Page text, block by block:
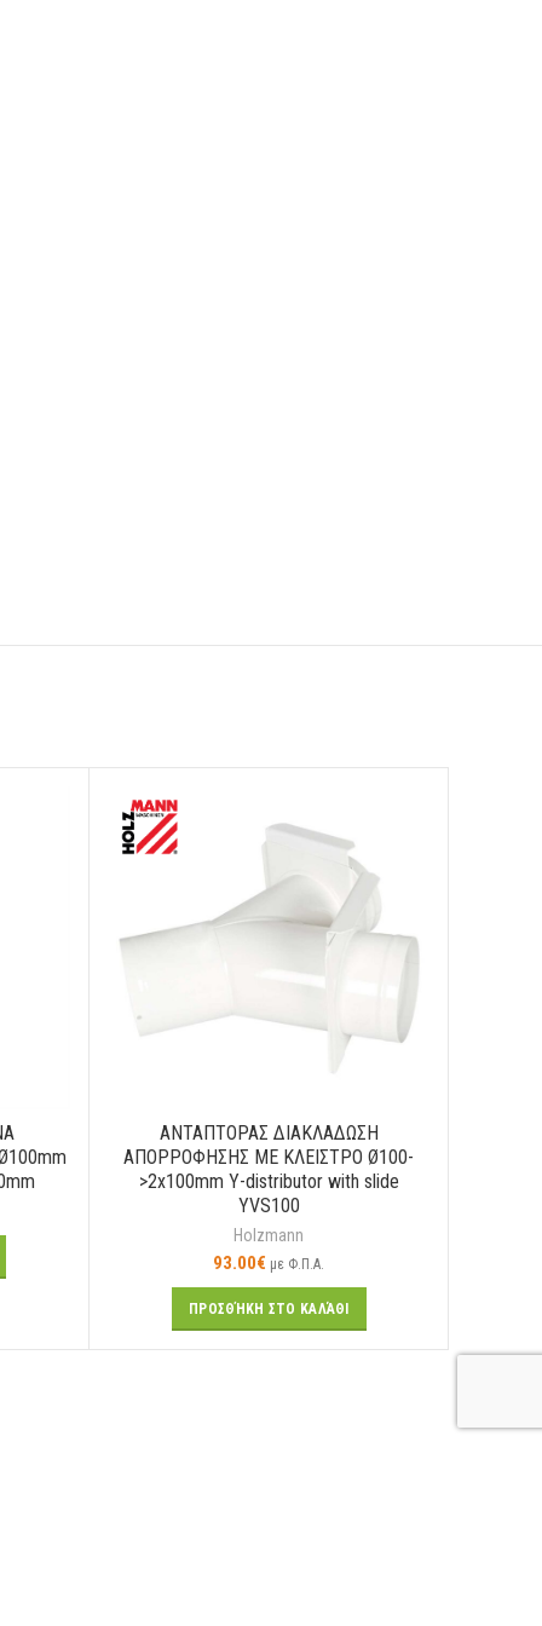
ΑΝΤΑΠΤΟΡΑΣ ΔΙΑΚΛΑΔΩΣΗ
ΑΠΟΡΡΟΦΗΣΗΣ ΜΕ ΚΛΕΙΣΤΡΟ Ø100-
>2x100mm Y-distributor with slide
YVS100
Holzmann
93.00€ με Φ.Π.Α.
ΠΡΟΣΘΉΚΗ ΣΤΟ ΚΑΛΆΘΙ